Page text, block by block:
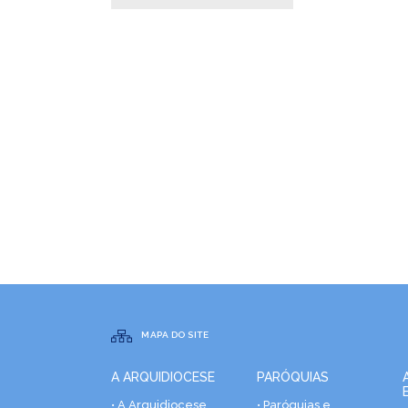
MAPA DO SITE
A ARQUIDIOCESE
• A Arquidiocese
PARÓQUIAS
• Paróquias e